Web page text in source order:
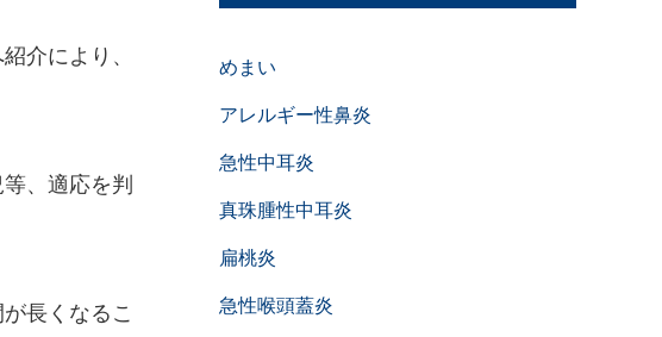
介により、
、適応を判
長くなるこ
めまい
アレルギー性鼻炎
急性中耳炎
真珠腫性中耳炎
扁桃炎
急性喉頭蓋炎